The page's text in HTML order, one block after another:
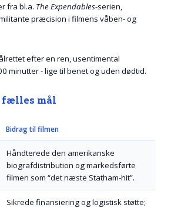
fra bl.a. The Expendables-serien,
præcision i filmens våben­- og
efter en ren, usentimental
minutter - lige til benet og uden dødtid.
fælles mål
Bidrag til filmen
Håndterede den amerikanske
biografdistribution og markedsførte
filmen som “det næste Statham-hit”.
Sikrede finansiering og logistisk støtte;